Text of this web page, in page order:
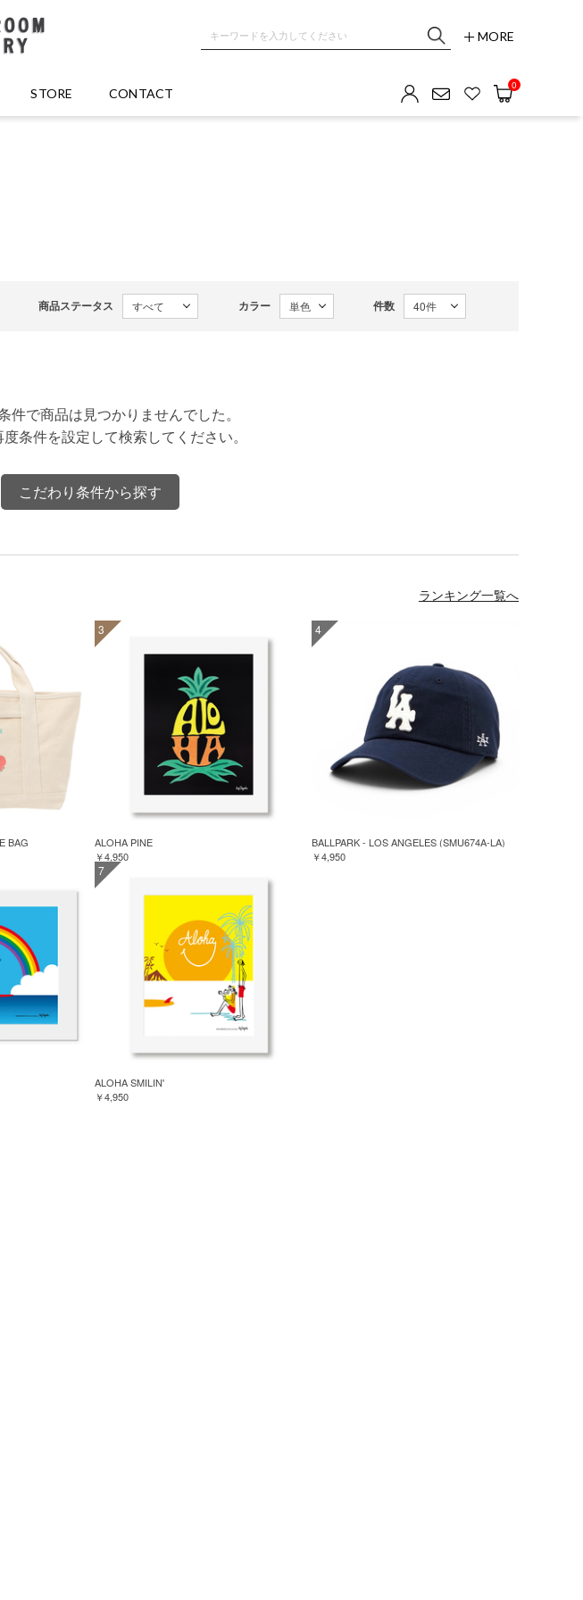
MORE
STORE CONTACT
0
商品ステータス カラー 件数
件で商品は見つかりませんでした。
条件を設定して検索してください。
こだわり条件から探す
ランキング一覧へ
BAG
3
ALOHA PINE
￥4,950
4
BALLPARK - LOS ANGELES (SMU674A-LA)
￥4,950
7
ALOHA SMILIN'
￥4,950